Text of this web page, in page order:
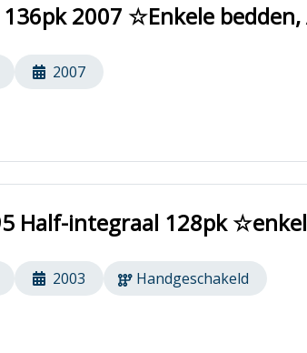
2007 ☆Enkele
2007
Half-integraal 128pk
2003 Handgeschakeld